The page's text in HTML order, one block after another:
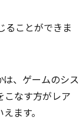
ることができま
は、ゲームのシス
こなす方がレア
ます。